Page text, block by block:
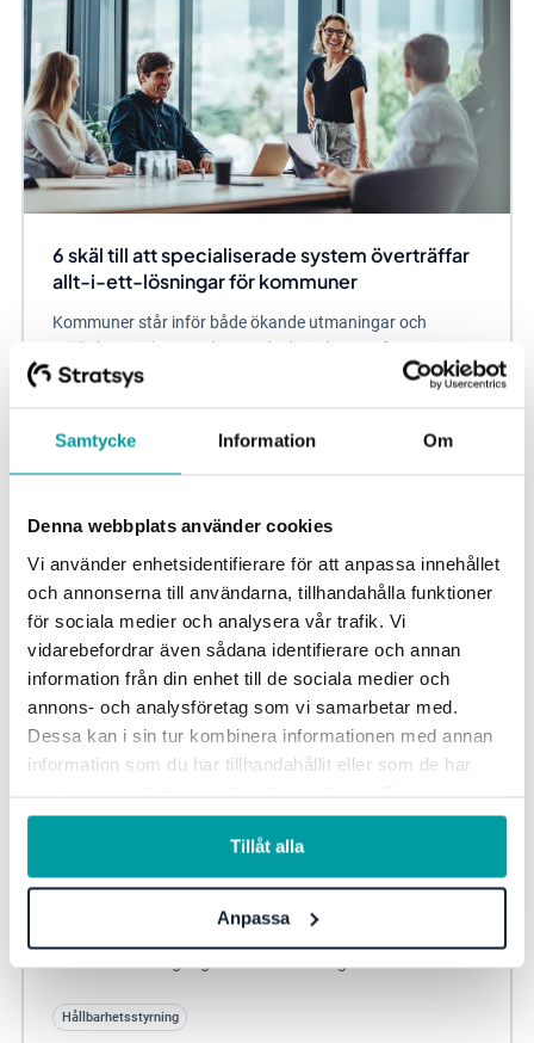
Samtycke Information Om
Denna webbplats använder cookies
Vi använder enhetsidentifierare för att anpassa innehållet
och annonserna till användarna, tillhandahålla funktioner
för sociala medier och analysera vår trafik. Vi
vidarebefordrar även sådana identifierare och annan
information från din enhet till de sociala medier och
annons- och analysföretag som vi samarbetar med.
Dessa kan i sin tur kombinera informationen med annan
information som du har tillhandahållit eller som de har
information, se vårintegritetspolicy.
Tillåt alla
Anpassa
6 skäl till att specialiserade system överträffar
allt-i-ett-lösningar för kommuner
Kommuner står inför både ökande utmaningar och
möjligheter i den accelererande digitala transformationen,
där valet av teknisk infrastruktur är...
Övrigt
CSRD-redo: Så uppfyller kommunala och
regionala bolag nya krav på
2026 är det dags för många kommunala och regionala
Hållbarhetsstyrning